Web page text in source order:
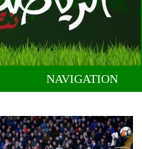
NAVIGATION